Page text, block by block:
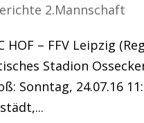
2.Mannschaft
HOF – FFV Leipzig
Stadion
Sonntag, 24.07.16